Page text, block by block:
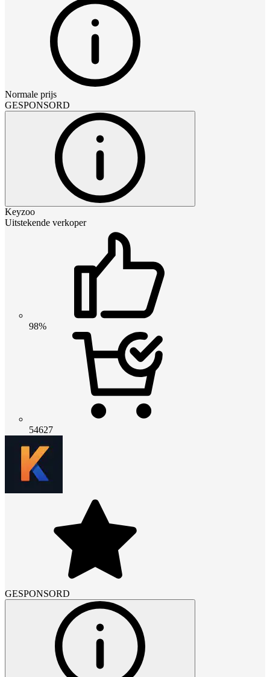
Normale prijs
GESPONSORD
Keyzoo
Uitstekende verkoper
98%
54627
GESPONSORD